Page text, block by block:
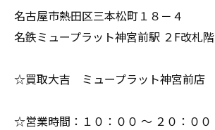
名古屋市熱田区三本松町１８－４
名鉄ミュープラット神宮前駅 ２F改札階
☆買取大吉 ミュープラット神宮前店
☆営業時間：１０：００ ～ ２０：００